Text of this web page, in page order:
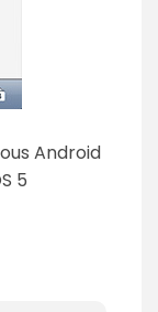
Android
5